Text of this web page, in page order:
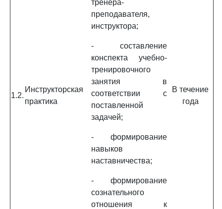
1.2.
Инструкторская
практика
тренера-
преподавателя,
инструктора;
- составление
конспекта учебно-
тренировочного
занятия в
соответствии с
поставленной
задачей;
- формирование
навыков
наставничества;
- формирование
сознательного
отношения к
В течение
года